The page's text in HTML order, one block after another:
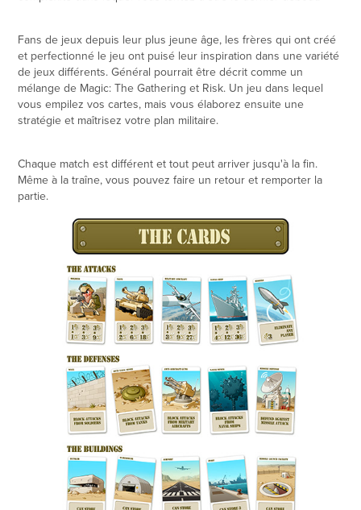
Fans de jeux depuis leur plus jeune âge, les frères qui ont créé
et perfectionné le jeu ont puisé leur inspiration dans une variété
de jeux différents. Général pourrait être décrit comme un
mélange de Magic: The Gathering et Risk. Un jeu dans lequel
vous empilez vos cartes, mais vous élaborez ensuite une
stratégie et maîtrisez votre plan militaire.
Chaque match est différent et tout peut arriver jusqu'à la fin.
Même à la traîne, vous pouvez faire un retour et remporter la
partie.